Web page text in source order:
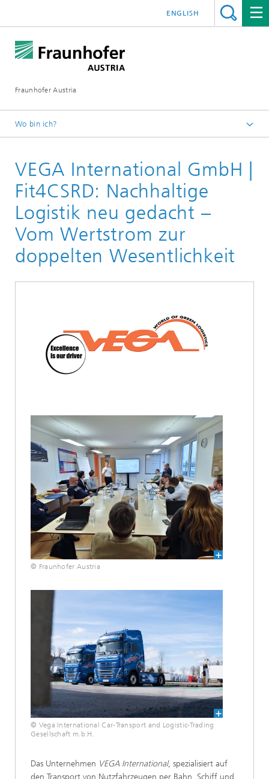
Fraunhofer Austria
ENGLISH
Wo bin ich?
Leistungen
Digitale Transformation der Industrie Referenzen
VEGA International GmbH |
Fit4CSRD: Nachhaltige
Logistik neu gedacht –
Vom Wertstrom zur
doppelten Wesentlichkeit
© Fraunhofer Austria
© Vega International Car-Transport and Logistic-Trading
Gesellschaft m.b.H.
Das Unternehmen VEGA International, spezialisiert auf
den Transport von Nutzfahrzeugen per Bahn, Schiff und